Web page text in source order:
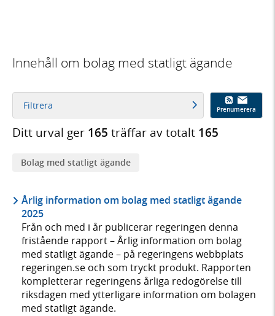
Innehåll om bolag med statligt ägande
Filtrera Prenumerera
Ditt urval ger 165 träffar av totalt 165
Bolag med statligt ägande
Årlig information om bolag med statligt ägande
2025
Från och med i år publicerar regeringen denna
fristående rapport – Årlig information om bolag
med statligt ägande – på regeringens webbplats
regeringen.se och som tryckt produkt. Rapporten
kompletterar regeringens årliga redogörelse till
riksdagen med ytterligare information om bolagen
med statligt ägande.